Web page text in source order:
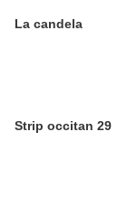
La candela
Strip occitan 29